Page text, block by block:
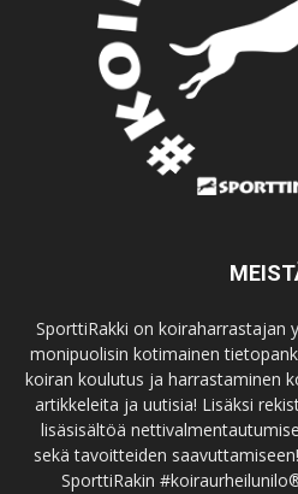
SporttiRakki on koiraharrastajan
monipuolisin kotimainen
koiran koulutus ja harrastaminen
artikkeleita ja uutisia! Lisäksi
lisäsisältöä
sekä tavoitteiden
SporttiRakin